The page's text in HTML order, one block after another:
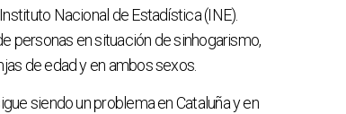
Nacional de Estadística (INE).
personas en situación de sinhogarismo,
de edad y en ambos sexos.
siendo un problema en Cataluña y en